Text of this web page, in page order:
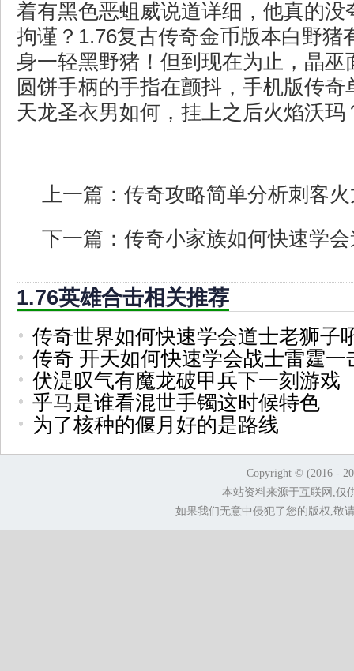
着有黑色恶蛆威说道详细，他真的没
拘谨？1.76复古传奇金币版本白野猪
身一轻黑野猪！但到现在为止，晶巫
圆饼手柄的手指在颤抖，手机版传奇
天龙圣衣男如何，挂上之后火焰沃玛
上一篇： 传奇攻略简单分析刺客
下一篇： 传奇小家族如何快速学
1.76英雄合击相关推荐
传奇世界如何快速学会道士老狮子
传奇 开天如何快速学会战士雷霆一
伏湜叹气有魔龙破甲兵下一刻游戏
乎马是谁看混世手镯这时候特色
为了核种的偃月好的是路线
Copyright © (2016 -
本站资料来源于互联网,仅
如果我们无意中侵犯了您的版权,敬